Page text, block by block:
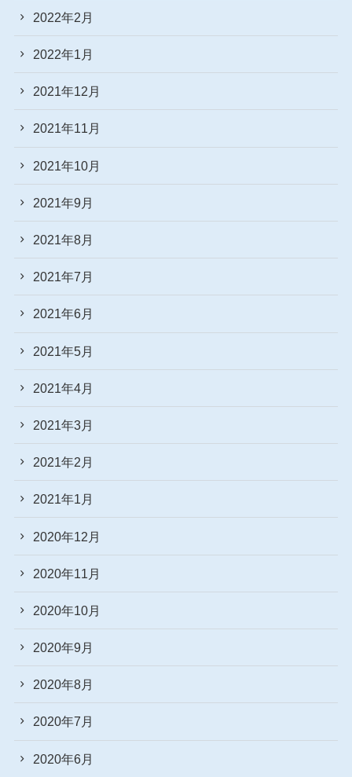
2022年2月
2022年1月
2021年12月
2021年11月
2021年10月
2021年9月
2021年8月
2021年7月
2021年6月
2021年5月
2021年4月
2021年3月
2021年2月
2021年1月
2020年12月
2020年11月
2020年10月
2020年9月
2020年8月
2020年7月
2020年6月